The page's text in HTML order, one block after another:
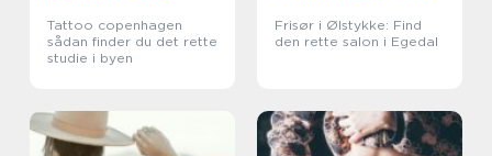
Tattoo copenhagen
sådan finder du det rette
studie i byen
Frisør i Ølstykke: Find
den rette salon i Egedal